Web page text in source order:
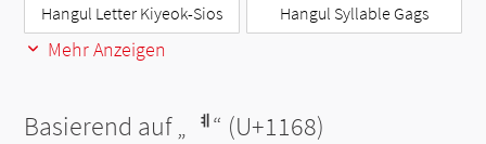
Hangul Letter Kiyeok-Sios Hangul Syllable Gags
Mehr Anzeigen
Basierend auf „ ᅨ“ (U+1168)